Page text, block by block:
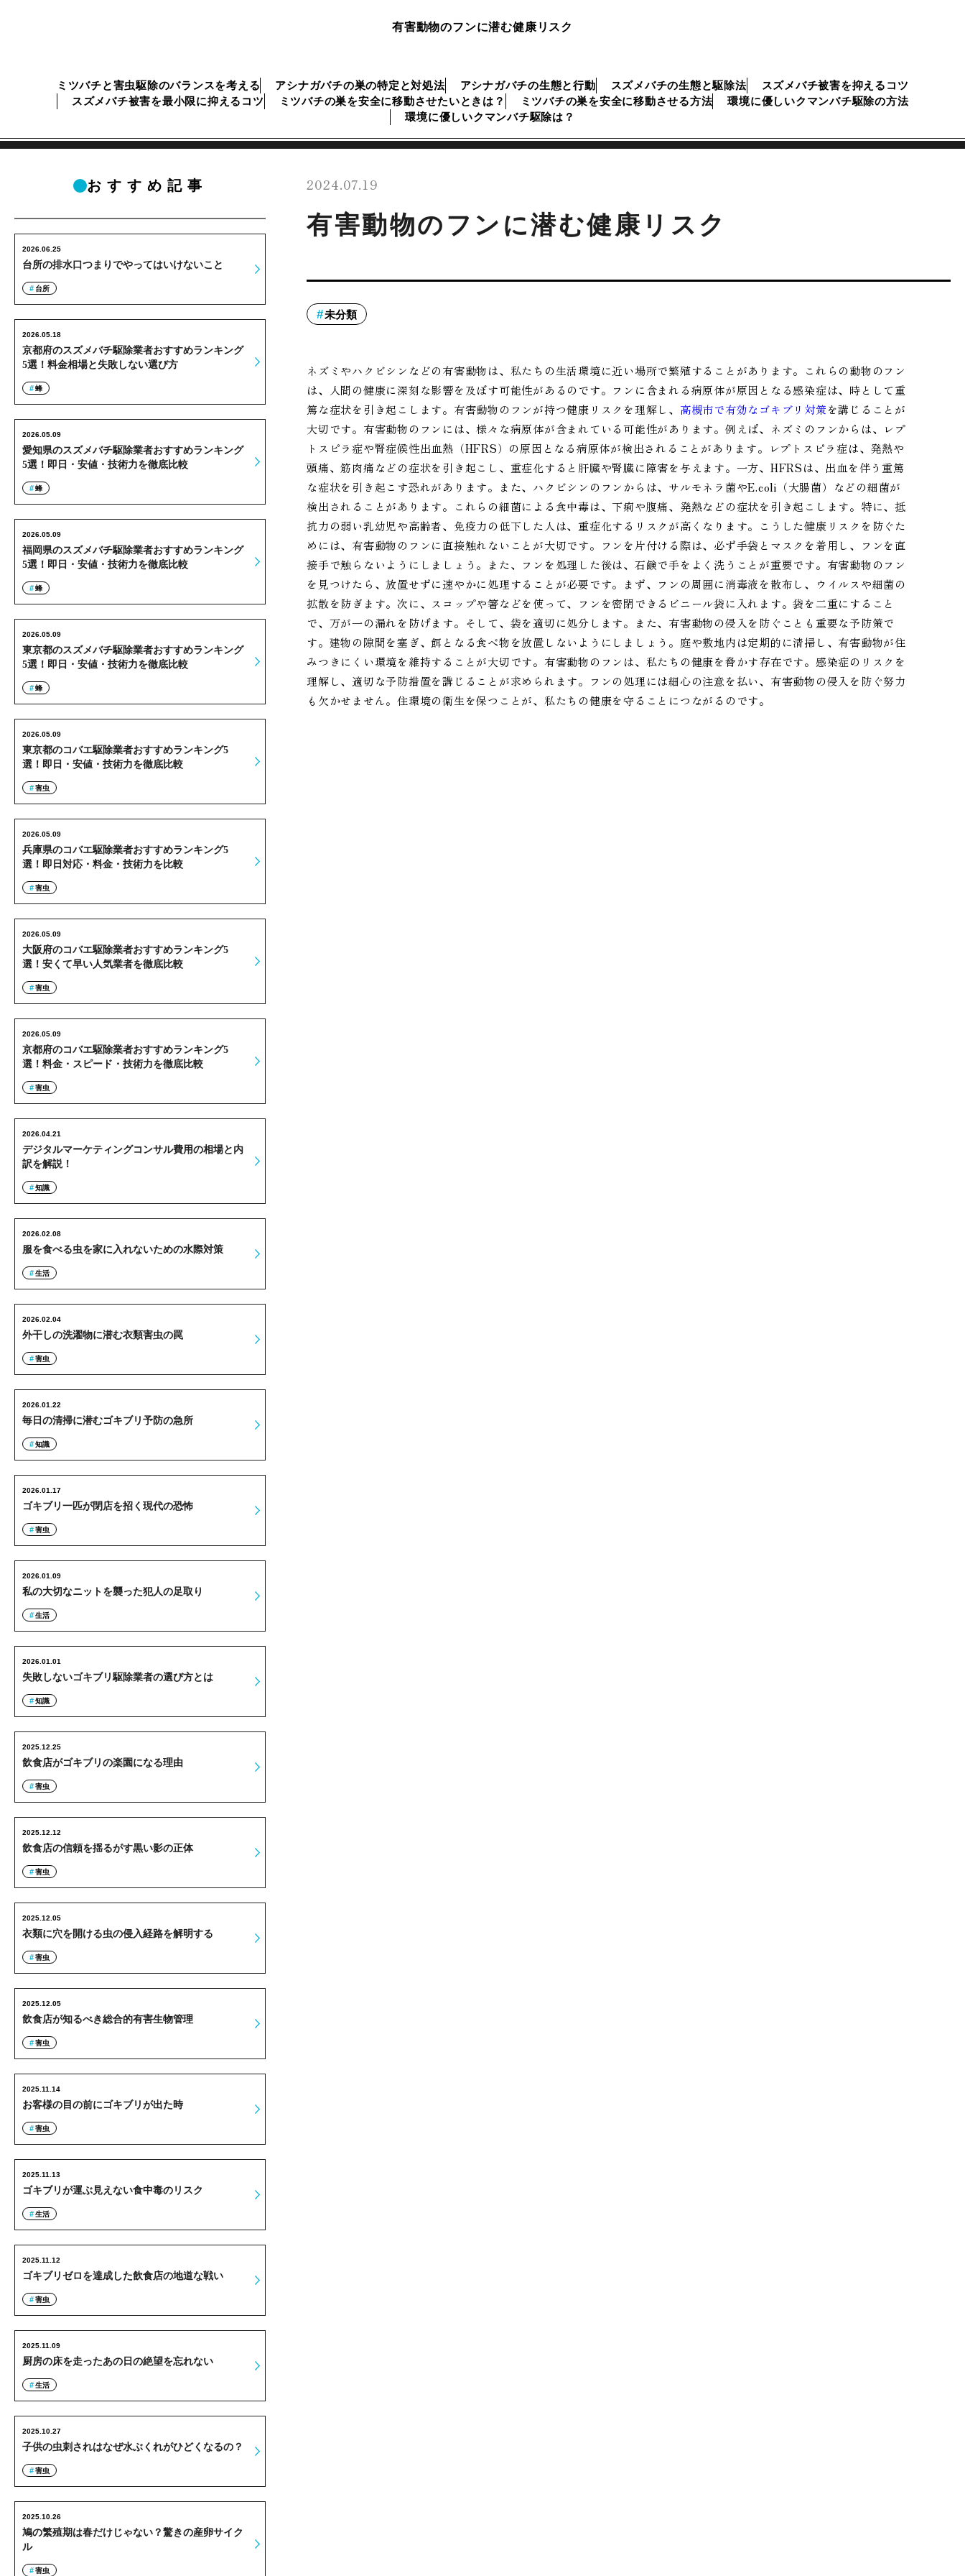
有害動物のフンに潜む健康リスク
ミツバチと害虫駆除のバランスを考える アシナガバチの巣の特定と対処法 アシナガバチの生態と行動 スズメバチの生態と駆除法
スズメバチ被害を抑えるコツ
スズメバチ被害を最小限に抑えるコツ
ミツバチの巣を安全に移動させたいときは？ ミツバチの巣を安全に移動させる方法
環境に優しいクマンバチ駆除の方法
環境に優しいクマンバチ駆除は？
2024.07.19
有害動物のフンに潜む健康リスク
未分類
ネズミやハクビシンなどの有害動物は、私たちの生活環境に近い場所で繁殖することがあります。これらの動物のフン
は、人間の健康に深刻な影響を及ぼす可能性があるのです。フンに含まれる病原体が原因となる感染症は、時として重
篤な症状を引き起こします。有害動物のフンが持つ健康リスクを理解し、 高槻市で有効なゴキブリ対策を講じることが
大切です。有害動物のフンには、様々な病原体が含まれている可能性があります。例えば、ネズミのフンからは、レプ
トスピラ症や腎症候性出血熱（HFRS）の原因となる病原体が検出されることがあります。レプトスピラ症は、発熱や
頭痛、筋肉痛などの症状を引き起こし、重症化すると肝臓や腎臓に障害を与えます。一方、HFRSは、出血を伴う重篤
な症状を引き起こす恐れがあります。また、ハクビシンのフンからは、サルモネラ菌やE.coli（大腸菌）などの細菌が
検出されることがあります。これらの細菌による食中毒は、下痢や腹痛、発熱などの症状を引き起こします。特に、抵
抗力の弱い乳幼児や高齢者、免疫力の低下した人は、重症化するリスクが高くなります。こうした健康リスクを防ぐた
めには、有害動物のフンに直接触れないことが大切です。フンを片付ける際は、必ず手袋とマスクを着用し、フンを直
接手で触らないようにしましょう。また、フンを処理した後は、石鹸で手をよく洗うことが重要です。有害動物のフン
を見つけたら、放置せずに速やかに処理することが必要です。まず、フンの周囲に消毒液を散布し、ウイルスや細菌の
拡散を防ぎます。次に、スコップや箸などを使って、フンを密閉できるビニール袋に入れます。袋を二重にすること
で、万が一の漏れを防げます。そして、袋を適切に処分します。また、有害動物の侵入を防ぐことも重要な予防策で
す。建物の隙間を塞ぎ、餌となる食べ物を放置しないようにしましょう。庭や敷地内は定期的に清掃し、有害動物が住
みつきにくい環境を維持することが大切です。有害動物のフンは、私たちの健康を脅かす存在です。感染症のリスクを
理解し、適切な予防措置を講じることが求められます。フンの処理には細心の注意を払い、有害動物の侵入を防ぐ努力
も欠かせません。住環境の衛生を保つことが、私たちの健康を守ることにつながるのです。
おすすめ記事
台所の排水口つまりでやってはいけないこと
2026.06.25
台所
京都府のスズメバチ駆除業者おすすめランキング
5選！料金相場と失敗しない選び方
2026.05.18
蜂
愛知県のスズメバチ駆除業者おすすめランキング
5選！即日・安値・技術力を徹底比較
2026.05.09
蜂
福岡県のスズメバチ駆除業者おすすめランキング
5選！即日・安値・技術力を徹底比較
2026.05.09
蜂
東京都のスズメバチ駆除業者おすすめランキング
5選！即日・安値・技術力を徹底比較
2026.05.09
蜂
東京都のコバエ駆除業者おすすめランキング5
選！即日・安値・技術力を徹底比較
2026.05.09
害虫
兵庫県のコバエ駆除業者おすすめランキング5
選！即日対応・料金・技術力を比較
2026.05.09
害虫
大阪府のコバエ駆除業者おすすめランキング5
選！安くて早い人気業者を徹底比較
2026.05.09
害虫
京都府のコバエ駆除業者おすすめランキング5
選！料金・スピード・技術力を徹底比較
2026.05.09
害虫
デジタルマーケティングコンサル費用の相場と内
訳を解説！
2026.04.21
知識
服を食べる虫を家に入れないための水際対策
2026.02.08
生活
外干しの洗濯物に潜む衣類害虫の罠
2026.02.04
害虫
毎日の清掃に潜むゴキブリ予防の急所
2026.01.22
知識
ゴキブリ一匹が閉店を招く現代の恐怖
2026.01.17
害虫
私の大切なニットを襲った犯人の足取り
2026.01.09
生活
失敗しないゴキブリ駆除業者の選び方とは
2026.01.01
知識
飲食店がゴキブリの楽園になる理由
2025.12.25
害虫
飲食店の信頼を揺るがす黒い影の正体
2025.12.12
害虫
衣類に穴を開ける虫の侵入経路を解明する
2025.12.05
害虫
飲食店が知るべき総合的有害生物管理
2025.12.05
害虫
お客様の目の前にゴキブリが出た時
2025.11.14
害虫
ゴキブリが運ぶ見えない食中毒のリスク
2025.11.13
生活
ゴキブリゼロを達成した飲食店の地道な戦い
2025.11.12
害虫
厨房の床を走ったあの日の絶望を忘れない
2025.11.09
生活
子供の虫刺されはなぜ水ぶくれがひどくなるの？
2025.10.27
害虫
鳩の繁殖期は春だけじゃない？驚きの産卵サイク
ル
2025.10.26
害虫